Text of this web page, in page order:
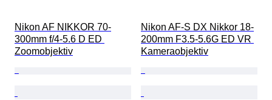
Nikon AF NIKKOR 70-
300mm f/4-5.6 D ED
Zoomobjektiv
Nikon AF-S DX Nikkor 18-
200mm F3.5-5.6G ED VR
Kameraobjektiv